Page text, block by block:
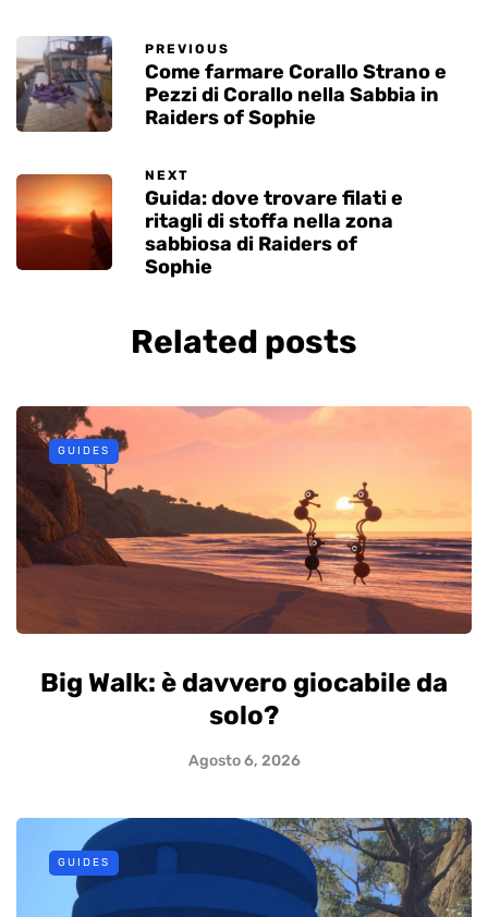
PREVIOUS
Come farmare Corallo Strano e
Pezzi di Corallo nella Sabbia in
Raiders of Sophie
NEXT
Guida: dove trovare filati e
ritagli di stoffa nella zona
sabbiosa di Raiders of
Sophie
Related posts
GUIDES
Big Walk: è davvero giocabile da
solo?
Agosto 6, 2026
GUIDES